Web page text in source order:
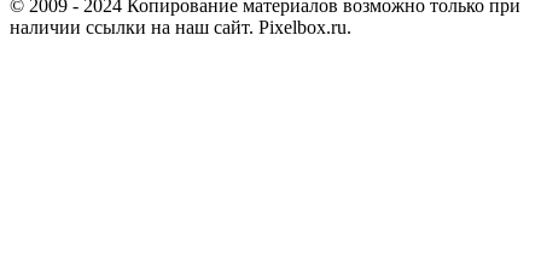
© 2009 - 2024 Копирование материалов возможно только при
наличии ссылки на наш сайт. Pixelbox.ru.